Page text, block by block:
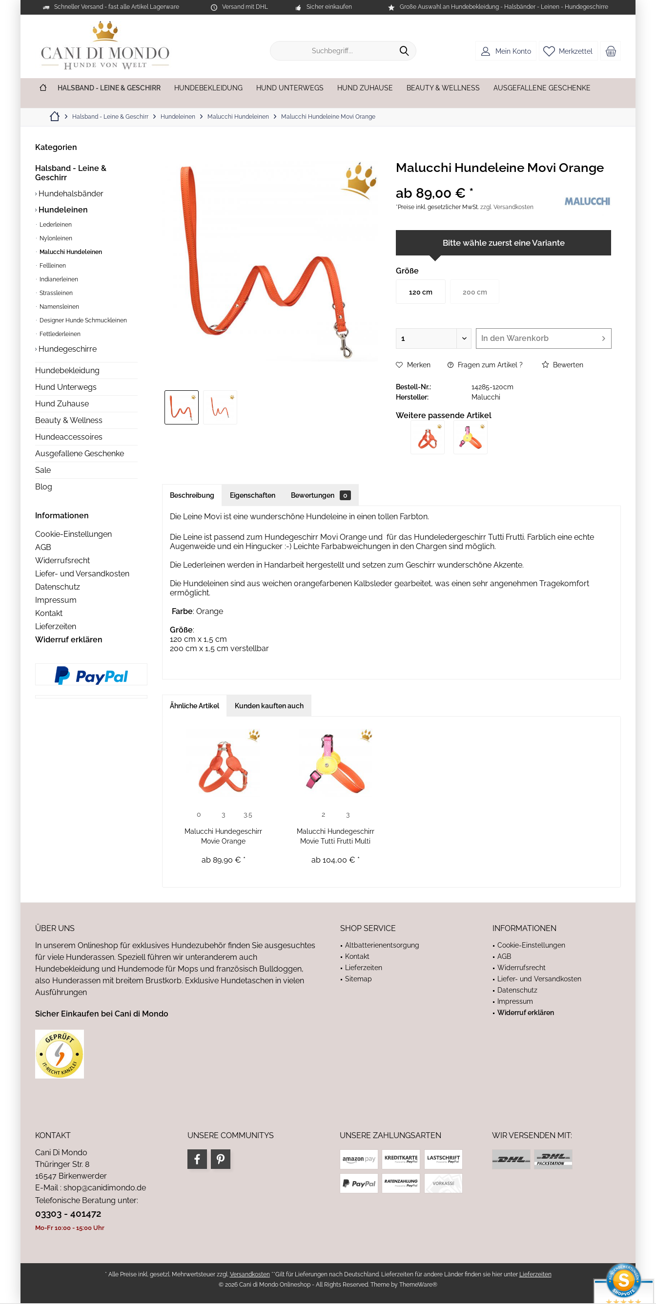
Schneller Versand - fast alle Artikel Lagerware Versand mit DHL Sicher einkaufen Große Auswahl an Hundebekleidung - Halsbänder - Leinen - Hundegeschirre
Merkzettel
Mein Konto
HALSBAND - LEINE & GESCHIRR HUNDEBEKLEIDUNG HUND UNTERWEGS HUND ZUHAUSE BEAUTY & WELLNESS AUSGEFALLENE GESCHENKE
Halsband - Leine & Geschirr Hundeleinen Malucchi Hundeleinen Malucchi Hundeleine Movi Orange
Kategorien
Halsband - Leine &
Geschirr
Hundehalsbänder
Hundeleinen
Lederleinen
Nylonleinen
Malucchi Hundeleinen
Fellleinen
Indianerleinen
Strassleinen
Namensleinen
Designer Hunde Schmuckleinen
Fettlederleinen
Hundegeschirre
Hundebekleidung
Hund Unterwegs
Hund Zuhause
Beauty & Wellness
Hundeaccessoires
Ausgefallene Geschenke
Sale
Blog
Informationen
Cookie-Einstellungen
AGB
Widerrufsrecht
Liefer- und Versandkosten
Datenschutz
Impressum
Kontakt
Lieferzeiten
Widerruf erklären
Malucchi Hundeleine Movi Orange
ab 89,00 € *
*Preise inkl. gesetzlicher MwSt.zzgl. Versandkosten
Bitte wähle zuerst eine Variante
Größe
120 cm 200 cm
In den Warenkorb
Merken Fragen zum Artikel ? Bewerten
Bestell-Nr.:
14285-120cm
Hersteller:
Malucchi
Weitere passende Artikel
Beschreibung Eigenschaften Bewertungen 0
Die Leine Movi ist eine wunderschöne Hundeleine in einen tollen Farbton.
Die Leine ist passend zum Hundegeschirr Movi Orange und für das Hundeledergeschirr Tutti Frutti. Farblich eine echte
Augenweide und ein Hingucker :-) Leichte Farbabweichungen in den Chargen sind möglich.
Die Lederleinen werden in Handarbeit hergestellt und setzen zum Geschirr wunderschöne Akzente.
Die Hundeleinen sind aus weichen orangefarbenen Kalbsleder gearbeitet, was einen sehr angenehmen Tragekomfort
ermöglicht.
Farbe: Orange
Größe:
120 cm x 1,5 cm
200 cm x 1,5 cm verstellbar
Ähnliche Artikel Kunden kauften auch
0 3 3.5
Malucchi Hundegeschirr
Movie Orange
ab 89,90 € *
2 3
Malucchi Hundegeschirr
Movie Tutti Frutti Multi
ab 104,00 € *
ÜBER UNS
In unserem Onlineshop für exklusives Hundezubehör finden Sie ausgesuchtes
für viele Hunderassen. Speziell führen wir unteranderem auch
Hundebekleidung und Hundemode für Mops und französisch Bulldoggen,
also Hunderassen mit breitem Brustkorb. Exklusive Hundetaschen in vielen
Ausführungen
Sicher Einkaufen bei Cani di Mondo
SHOP SERVICE
Altbatterienentsorgung
Kontakt
Lieferzeiten
Sitemap
INFORMATIONEN
Cookie-Einstellungen
AGB
Widerrufsrecht
Liefer- und Versandkosten
Datenschutz
Impressum
Widerruf erklären
KONTAKT
Cani Di Mondo
Thüringer Str. 8
16547 Birkenwerder
E-Mail : shop@canidimondo.de
Telefonische Beratung unter:
03303 - 401472
Mo-Fr 10:00 - 15:00 Uhr
UNSERE COMMUNITYS UNSERE ZAHLUNGSARTEN WIR VERSENDEN MIT:
* Alle Preise inkl. gesetzl. Mehrwertsteuer zzgl. Versandkosten**Gilt für Lieferungen nach Deutschland. Lieferzeiten für andere Länder finden sie hier unter Lieferzeiten
© 2026 Cani di Mondo Onlineshop - All Rights Reserved. Theme by ThemeWare®